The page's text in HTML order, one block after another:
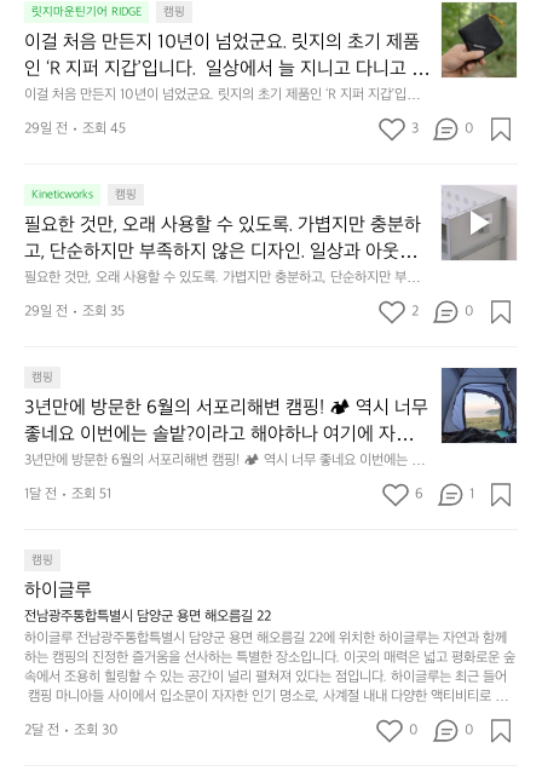
휴
식
에
도
이
중
인
차
안
서
도
구
나
잠
에
기
까
이
걸
리
는
순
미
니
미
멀
👌🏼
릿지마운틴기어 RIDGE 캠핑
이걸 처음 만든지 10년이 넘었군요. 릿지의 초기 제품
인 ‘R 지퍼 지갑’입니다.  일상에서 늘 지니고 다니고 싶
어지는 물건에는 크기, 무게, 형태, 색감 사이의 아주 미
묘한 밸런스가 존재합니다.  예를 들자면 일에 집중하
느라 책상 위 가장자리에 대충 걸쳐 놓아도 시야에 걸
는 균형감에서 출발했습니다.  그중에서도 슬림함에 철
저히 집착했습니다. 튼튼한 내구도와 넉넉한 수납력을
해치치 않는 선에서, 가장 가볍고 얇게 설계했습니다.
이 디자인과 사용감은, 꼭 직접 손으로 만져보며 경험
해 보시기를 바랍니다.
이걸 처음 만든지 10년이 넘었군요. 릿지의 초기 제품인 ‘R 지퍼 지갑’입니
다.  일상에서 늘 지니고 다니고 싶어지는 물건에는 크기, 무게, 형태, 색감
사이의 아주 미묘한 밸런스가 존재합니다.  예를 들자면 일에 집중하느라 책
철저히 집착했습니다. 튼튼한 내구도와 넉넉한 수납력을 해치치 않는 선에
서, 가장 가볍고 얇게 설계했습니다.  이 디자인과 사용감은, 꼭 직접 손으로
만져보며 경험해 보시기를 바랍니다.
이
걸
처
음
든
0
년
이
넘
군
지
의
초
기
품
갑’입
니
다.
일
상
에
29일 전 조회 45 3 0
Kineticworks 캠핑
필요한 것만, 오래 사용할 수 있도록. 가볍지만 충분하
고, 단순하지만 부족하지 않은 디자인. 일상과 아웃도
어의 경계를 자연스럽게 이어주는 RIDGE MOUNTAIN
GEAR. 키네틱웍스에서 만나보세요.
필요한 것만, 오래 사용할 수 있도록. 가볍지만 충분하고, 단순하지만 부족하
지 않은 디자인. 일상과 아웃도어의 경계를 자연스럽게 이어주는 RIDGE M
OUNTAIN GEAR. 키네틱웍스에서 만나보세요.
필
요
한
것
오
용
할
수
있
록.
분
하
고,
단
순
하
29일 전 조회 35 2 0
캠핑
3년만에 방문한 6월의 서포리해변 캠핑! 🏕 역시 너무
좋네요 이번에는 솔밭?이라고 해야하나 여기에 자리를
잡았는데 정말 시원하고 경치도 좋네요  서해치고 물도
맑은편, 아이들도 놀기 좋고 1박 2일은 넘 짧게 느껴지
네요  .1박 1동 1만원 (수금은 7시쯤, 동네에서 관리) .수
바로 화장실있음 .5분거리 cu .2분거리 음식점  항구에
서부터 해변까지 버스도 다니네요 ㅎㅎㅎ 아이들 엄청
좋아하네요 점심쯤도착해서 철수할때까지 물놀이 3
타임이나 했네요 ⛱️
3년만에 방문한 6월의 서포리해변 캠핑! 🏕 역시 너무 좋네요 이번에는 솔
밭?이라고 해야하나 여기에 자리를 잡았는데 정말 시원하고 경치도 좋네요
서해치고 물도 맑은편, 아이들도 놀기 좋고 1박 2일은 넘 짧게 느껴지네요  .
항구에서부터 해변까지 버스도 다니네요 ㅎㅎㅎ 아이들 엄청 좋아하네요 점
심쯤도착해서 철수할때까지 물놀이 3타임이나 했네요 ⛱️
년
만
에
문
포
리
해
변
캠
핑!
1달 전 조회 51 6 1
캠핑
하이글루
전남광주통합특별시 담양군 용면 해오름길 22
하이글루 전남광주통합특별시 담양군 용면 해오름길 22에 위치한 하이글루는 자연과 함께
하는 캠핑의 진정한 즐거움을 선사하는 특별한 장소입니다. 이곳의 매력은 넓고 평화로운 숲
속에서 조용히 힐링할 수 있는 공간이 널리 펼쳐져 있다는 점입니다. 하이글루는 최근 들어
캠핑 마니아들 사이에서 입소문이 자자한 인기 명소로, 사계절 내내 다양한 액티비티로 방
문객들을 맞이합니다. 특히, 하이글루의 독특한 시설인 글램핑 텐트는 고객들에게 아늑한 잠
자리를 제공하며, 캠핑의 매력을 한층 더해 줍니다. 밖에서는 자연의 소리를 들으며, 내부에
2달 전 조회 30 0 0